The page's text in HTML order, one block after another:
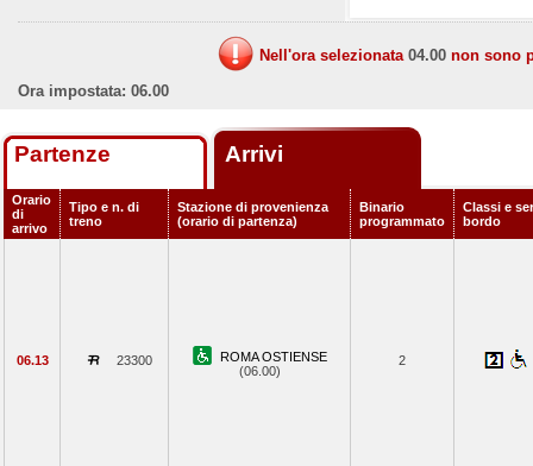
Nell'ora selezionata 04.00 non sono
Ora impostata: 06.00
Partenze Arrivi
Orario
di
arrivo
Tipo e n. di
treno
Stazione di provenienza
(orario di partenza)
Binario
programmato
Classi e
bordo
06.13 23300
ROMA OSTIENSE
(06.00)
2